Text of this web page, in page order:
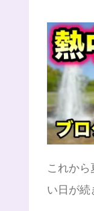
これか
い日が続